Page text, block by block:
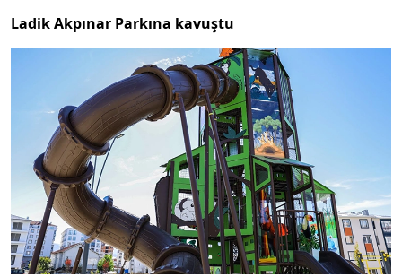
Ladik Akpınar Parkına kavuştu